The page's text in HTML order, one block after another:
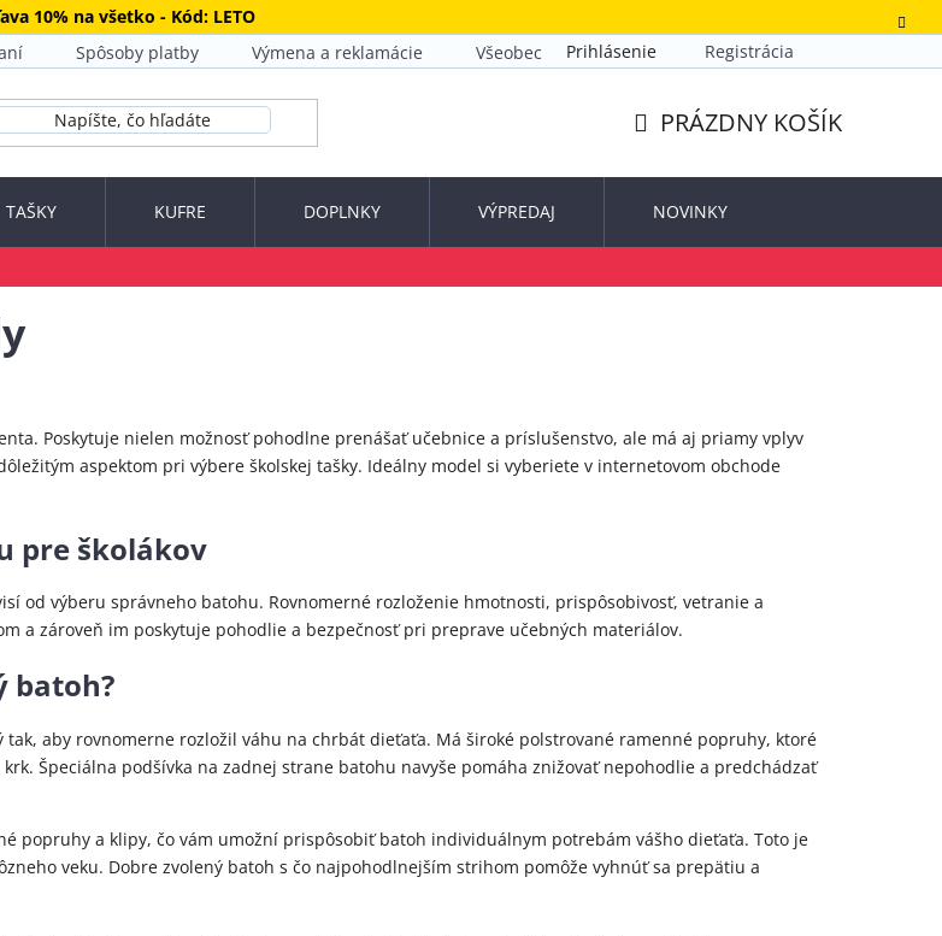
10% na všetko - Kód: LETO
Spôsoby platby Výmena a reklamácie Všeobecné obchodné podmienky
Prihlásenie Registrácia
KOŠÍK
PRÁZDNY KOŠÍK
TAŠKY KUFRE DOPLNKY VÝPREDAJ NOVINKY
Poskytuje nielen možnosť pohodlne prenášať učebnice a príslušenstvo, ale má aj priamy vplyv
aspektom pri výbere školskej tašky. Ideálny model si vyberiete v internetovom obchode
pre školákov
od výberu správneho batohu. Rovnomerné rozloženie hmotnosti, prispôsobivosť, vetranie a
a zároveň im poskytuje pohodlie a bezpečnosť pri preprave učebných materiálov.
batoh?
aby rovnomerne rozložil váhu na chrbát dieťaťa. Má široké polstrované ramenné popruhy, ktoré
Špeciálna podšívka na zadnej strane batohu navyše pomáha znižovať nepohodlie a predchádzať
popruhy a klipy, čo vám umožní prispôsobiť batoh individuálnym potrebám vášho dieťaťa. Toto je
veku. Dobre zvolený batoh s čo najpohodlnejším strihom pomôže vyhnúť sa prepätiu a